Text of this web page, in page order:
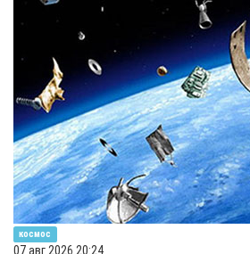
космос
07 авг 2026 20:24